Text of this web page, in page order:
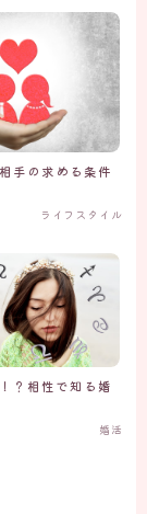
手の求める条件
ライフスタイル
？相性で知る婚
婚活